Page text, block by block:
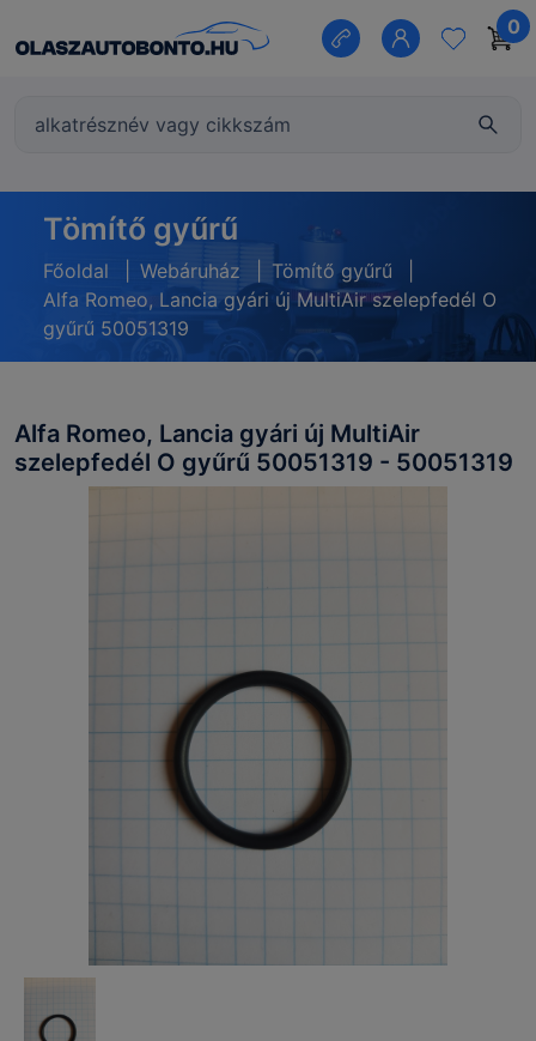
0
Tömítő gyűrű
Főoldal Webáruház Tömítő gyűrű
Alfa Romeo, Lancia gyári új MultiAir szelepfedél O
gyűrű 50051319
Alfa Romeo, Lancia gyári új MultiAir
szelepfedél O gyűrű 50051319 - 50051319